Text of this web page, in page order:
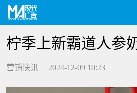
柠季上新霸道人参
营销快讯 2024-12-09 10:23